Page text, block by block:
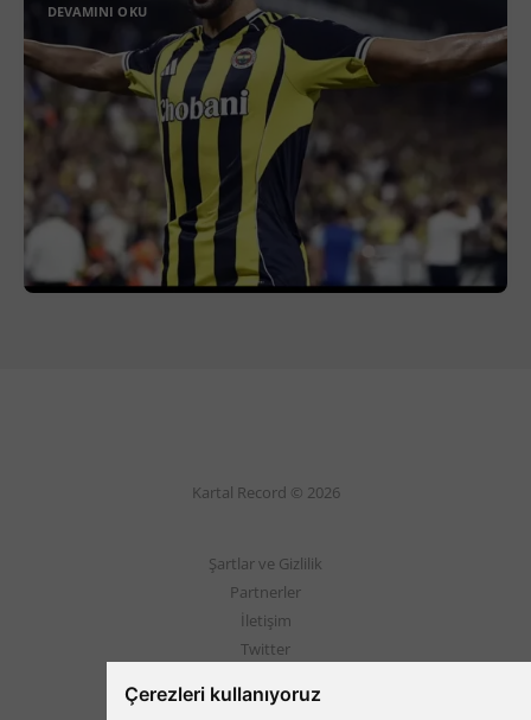
Çerezleri kullanıyoruz
DEVAMINI OKU
Kartal Record © 2026
Şartlar ve Gizlilik
Partnerler
İletişim
Twitter